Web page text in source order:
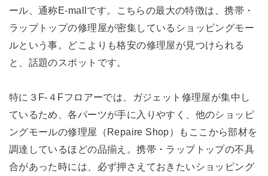
ール、通称E-mallです。こちらの最大の特徴は、携帯・
ラップトップの修理屋が密集しているショッピングモー
ルという事。どこよりも格安の修理屋が見つけられる
と、話題のスポットです。
特に３F‐４Fフロアーでは、ガジェット修理屋が集中し
ているため、各パーツが手に入りやすく、他のショッピ
ングモールの修理屋（Repaire Shop）もここから部材を
調達しているほどの品揃え。携帯・ラップトップの不具
合があった時には、必ず押さえておきたいショッピング